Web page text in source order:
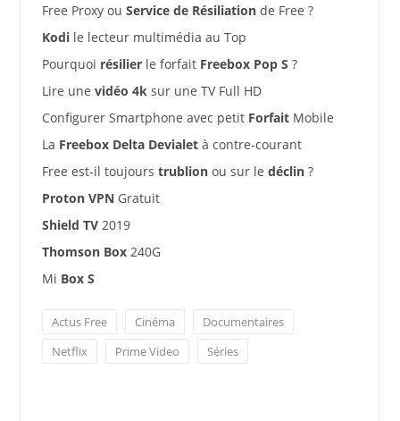
Free Proxy ou Service de Résiliationde Free ?
Kodile lecteur multimédia au Top
Pourquoi résilierle forfait Freebox Pop S ?
Lire une vidéo 4ksur une TV Full HD
Configurer Smartphone avec petit ForfaitMobile
La Freebox Delta Devialetà contre-courant
Free est-il toujours trublionou sur le déclin?
Proton VPN Gratuit
Shield TV2019
Thomson Box240G
Mi Box S
Actus Free Cinéma
Documentaires
Netflix
Prime Video Séries